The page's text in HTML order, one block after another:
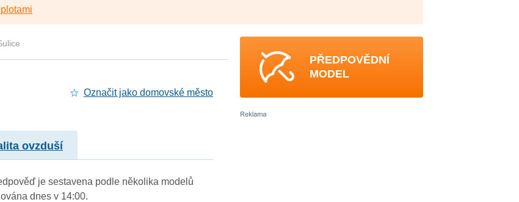
Označit jako domovské město
ovzduší
je sestavena podle několika modelů
dnes v 14:00.
PŘEDPOVĚDNÍ
MODEL